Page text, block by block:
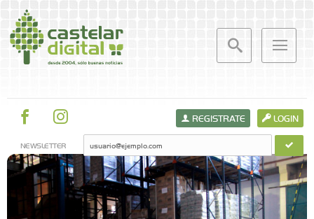
LOGIN
REGISTRATE
NEWSLETTER